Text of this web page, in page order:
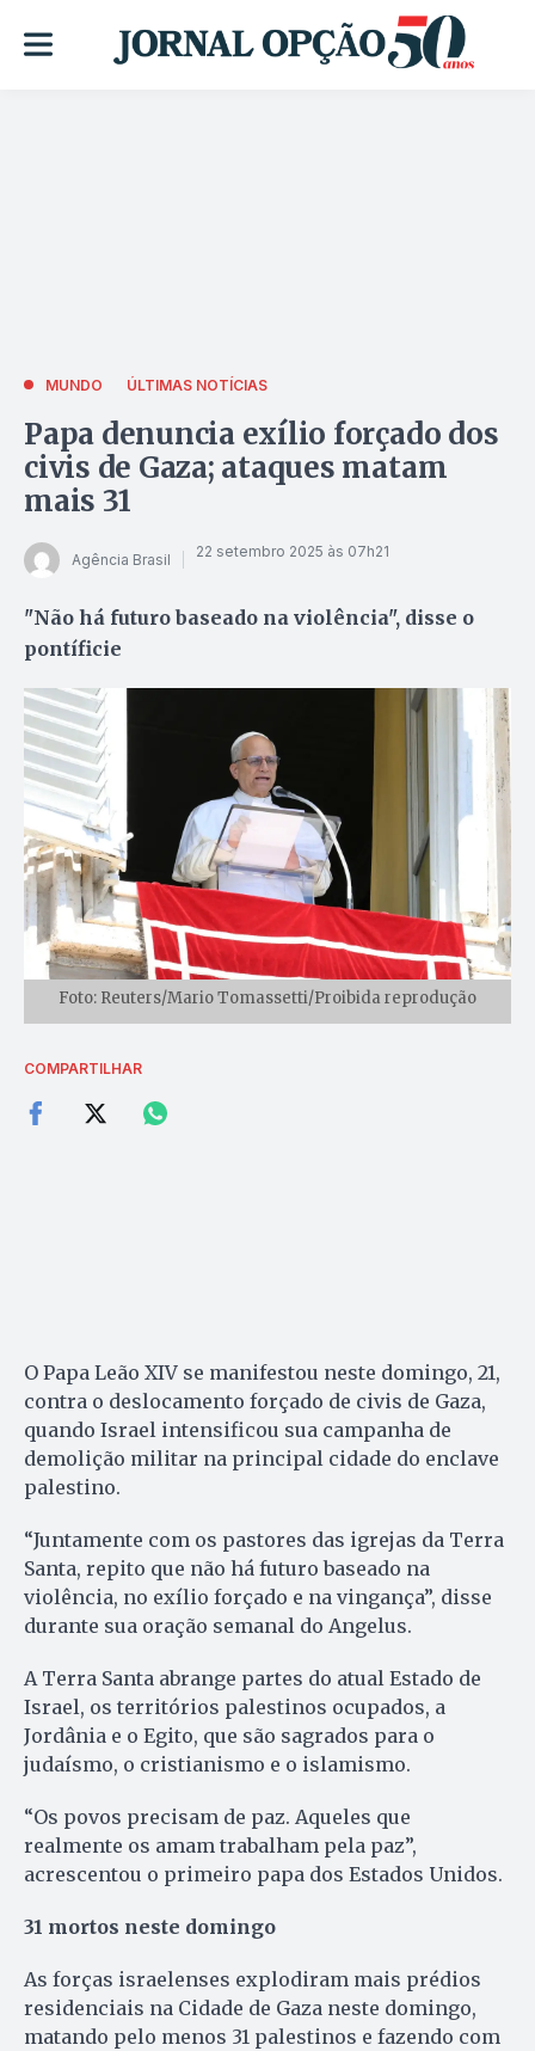
MUNDO ÚLTIMAS NOTÍCIAS
Papa denuncia exílio forçado dos
civis de Gaza; ataques matam
mais 31
Agência Brasil 22 setembro 2025 às 07h21
"Não há futuro baseado na violência", disse o
pontíficie
Foto: Reuters/Mario Tomassetti/Proibida reprodução
COMPARTILHAR
O Papa Leão XIV se manifestou neste domingo, 21,
contra o deslocamento forçado de civis de Gaza,
quando Israel intensificou sua campanha de
demolição militar na principal cidade do enclave
palestino.
“Juntamente com os pastores das igrejas da Terra
Santa, repito que não há futuro baseado na
violência, no exílio forçado e na vingança”, disse
durante sua oração semanal do Angelus.
A Terra Santa abrange partes do atual Estado de
Israel, os territórios palestinos ocupados, a
Jordânia e o Egito, que são sagrados para o
judaísmo, o cristianismo e o islamismo.
“Os povos precisam de paz. Aqueles que
realmente os amam trabalham pela paz”,
acrescentou o primeiro papa dos Estados Unidos.
31 mortos neste domingo
As forças israelenses explodiram mais prédios
residenciais na Cidade de Gaza neste domingo,
matando pelo menos 31 palestinos e fazendo com